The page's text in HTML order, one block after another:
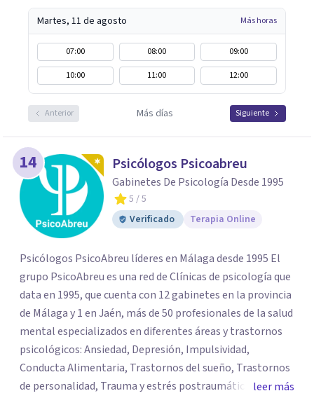
Martes, 11 de agosto Más horas
07:00 08:00
09:00
10:00
11:00 12:00
Anterior Más días Siguiente
14 Psicólogos Psicoabreu
Gabinetes De Psicología Desde 1995
5 / 5
Verificado
Terapia Online
Psicólogos PsicoAbreu líderes en Málaga desde 1995 El
grupo PsicoAbreu es una red de Clínicas de psicología que
data en 1995, que cuenta con 12 gabinetes en la provincia
de Málaga y 1 en Jaén, más de 50 profesionales de la salud
mental especializados en diferentes áreas y trastornos
psicológicos: Ansiedad, Depresión, Impulsividad,
Conducta Alimentaria, Trastornos del sueño, Trastornos
de personalidad, Trauma y estrés postraumático, leer más